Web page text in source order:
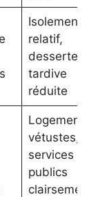
Isolement
relatif,
desserte
tardive
réduite
Logements
vétustes,
services
publics
clairsemés